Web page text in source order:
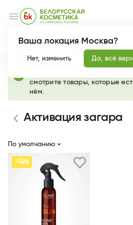
Ваша локация Москва?
Нет, изменить Да, всё
menu
Новинки Акции
info смотрите товары, которые
нём.
Активация загара
По умолчанию
-14%